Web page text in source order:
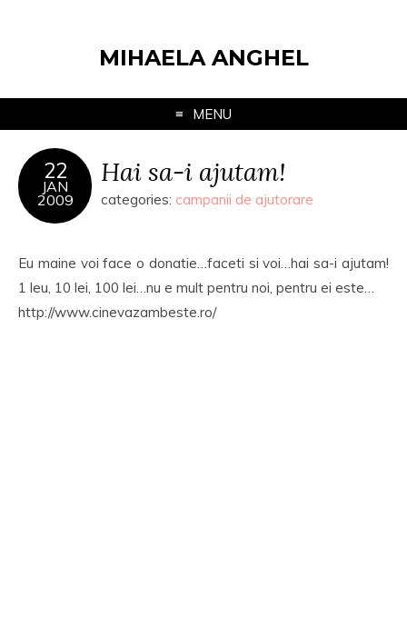
MIHAELA ANGHEL
MENU
22
JAN
2009
Hai sa-i ajutam!
categories: campanii de ajutorare
Eu maine voi face o donatie…faceti si voi…hai sa-i ajutam!
1 leu, 10 lei, 100 lei…nu e mult pentru noi, pentru ei este…
http://www.cinevazambeste.ro/